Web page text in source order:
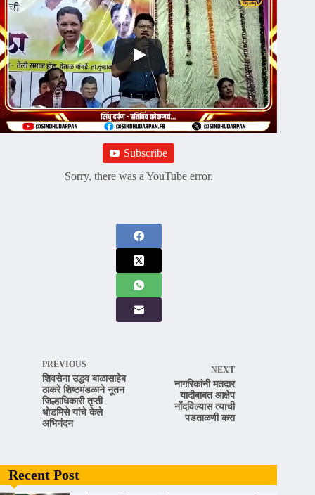
Subscribe
Sorry, there was a YouTube error.
PREVIOUS
शिवसेना उद्धव बाळासाहेब
ठाकरे शिष्टमंडळाने नूतन
जिल्हाधिकारी तृप्ती
धोडमिसे यांचे केले
अभिनंदन
NEXT
नागरिकांनी मतदार
यादीबाबत आक्षेप
नोंदविल्यास त्याची
पडताळणी करा
Recent Post